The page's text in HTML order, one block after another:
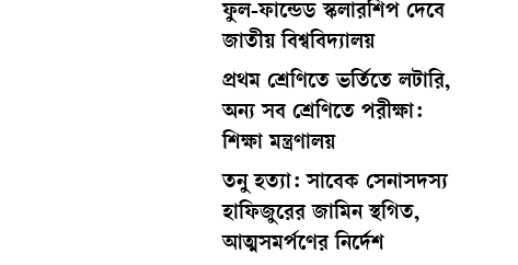
ফুল-ফান্ডেড স্কলারশিপ দেবে
জাতীয় বিশ্ববিদ্যালয়
প্রথম শ্রেণিতে ভর্তিতে লটারি,
অন্য সব শ্রেণিতে পরীক্ষা:
শিক্ষা মন্ত্রণালয়
তনু হত্যা: সাবেক সেনাসদস্য
হাফিজুরের জামিন স্থগিত,
আত্মসমর্পণের নির্দেশ